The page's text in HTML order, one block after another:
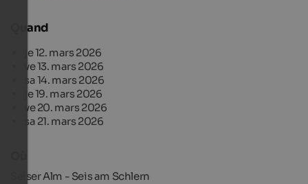
Quand
je 12. mars 2026
ve 13. mars 2026
sa 14. mars 2026
je 19. mars 2026
ve 20. mars 2026
sa 21. mars 2026
Seiser Alm - Seis am Schlern